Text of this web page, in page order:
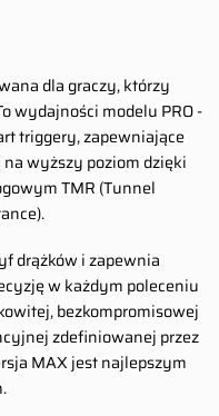
dla graczy, którzy
wydajności modelu PRO -
triggery, zapewniające
wyższy poziom dzięki
TMR (Tunnel
drążków i zapewnia
w każdym poleceniu
bezkompromisowej
zdefiniowanej przez
MAX jest najlepszym